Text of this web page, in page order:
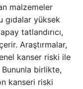
malzemeler
gıdalar yüksek
tatlandırıcı,
Araştırmalar,
kanser riski ile
birlikte,
kanseri riski